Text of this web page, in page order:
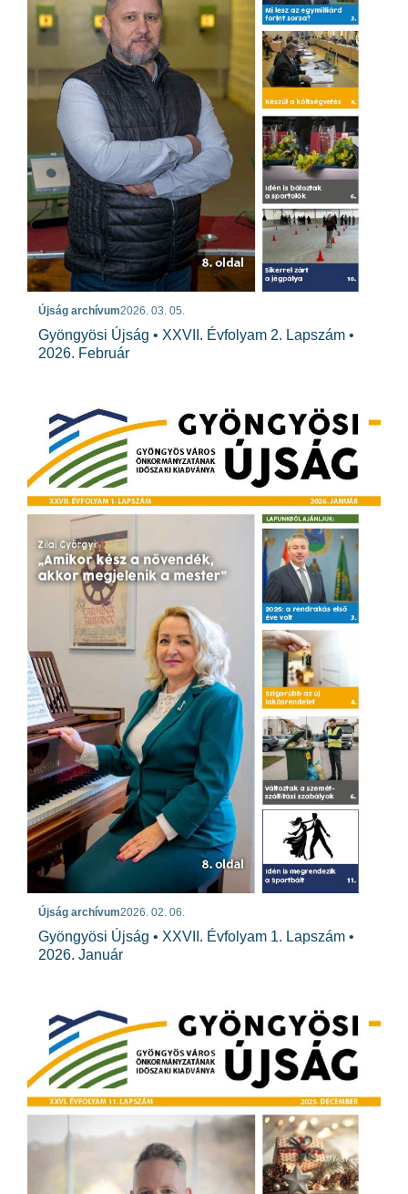
Újság archívum2026. 03. 05.
Gyöngyösi Újság • XXVII. Évfolyam 2. Lapszám •
2026. Február
Újság archívum2026. 02. 06.
Gyöngyösi Újság • XXVII. Évfolyam 1. Lapszám •
2026. Január